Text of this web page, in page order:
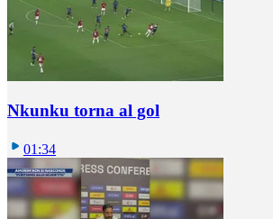
Nkunku torna al gol
01:34